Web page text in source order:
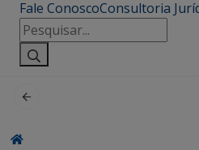
Fale ConoscoConsultoria
Pesquisar
por: